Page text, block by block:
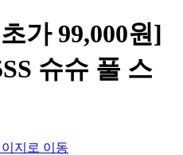
가 99,000원]
슈슈 풀 스
지로 이동